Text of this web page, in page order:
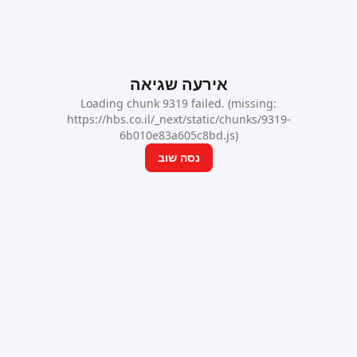
אירעה שגיאה
Loading chunk 9319 failed. (missing:
https://hbs.co.il/_next/static/chunks/9319-
6b010e83a605c8bd.js)